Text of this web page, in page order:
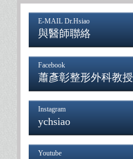
E-MAIL Dr.Hsiao
與醫師聯絡
Facebook
蕭彥彰整形外科教授
Instagram
ychsiao
Youtube